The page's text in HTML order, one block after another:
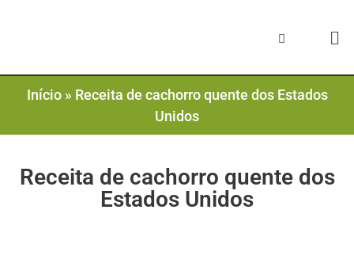
Início» Receita de cachorro quente dos Estados
Unidos
Receita de cachorro quente dos
Estados Unidos